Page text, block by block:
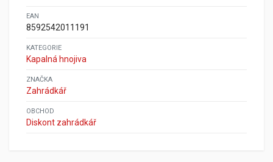
EAN
8592542011191
KATEGORIE
Kapalná hnojiva
ZNAČKA
Zahrádkář
OBCHOD
Diskont zahrádkář